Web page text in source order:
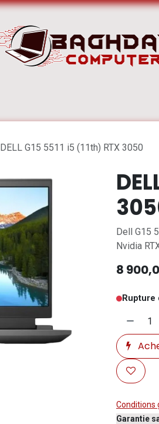
DELL G15 5511 i5 (11th) RTX 3050
Dell G15
Nvidia
8
Rupture
Conditions
Garantie